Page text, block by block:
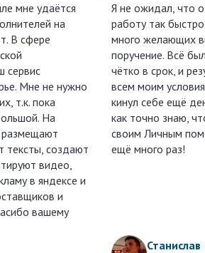
мне удаётся
на
В сфере
сервис
Мне не нужно
т.к. пока
На
размещают
тексты, создают
видео,
в яндексе и
и
вашему
Я не ожидал, что
работу так
много желающих
поручение. Всё
чётко в срок, и
всем моим
кинул себе ещё
как точно знаю,
своим Личным
ещё много раз!
Станислав